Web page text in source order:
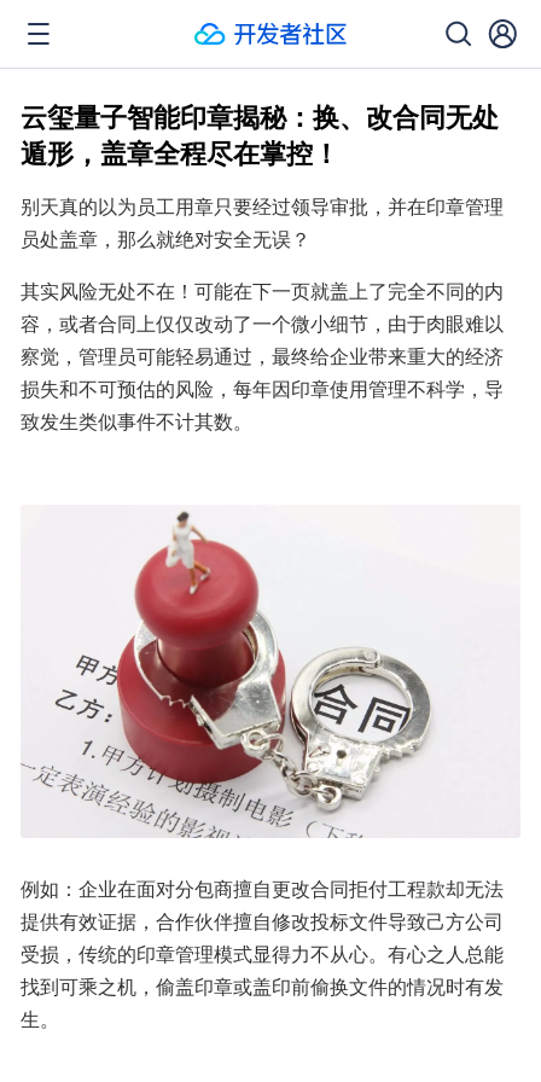
云玺量子智能印章揭秘：换、改合同无处
遁形，盖章全程尽在掌控！
别天真的以为员工用章只要经过领导审批，并在印章管理
员处盖章，那么就绝对安全无误？
其实风险无处不在！可能在下一页就盖上了完全不同的内
容，或者合同上仅仅改动了一个微小细节，由于肉眼难以
察觉，管理员可能轻易通过，最终给企业带来重大的经济
损失和不可预估的风险，每年因印章使用管理不科学，导
致发生类似事件不计其数。
例如：企业在面对分包商擅自更改合同拒付工程款却无法
提供有效证据，合作伙伴擅自修改投标文件导致己方公司
受损，传统的印章管理模式显得力不从心。有心之人总能
找到可乘之机，偷盖印章或盖印前偷换文件的情况时有发
生。